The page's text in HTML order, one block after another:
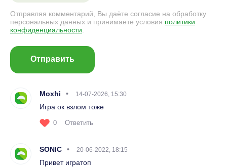
Отправляя комментарий, Вы даёте согласие на обработку
персональных данных и принимаете условия политики
конфиденциальности
Отправить
Moxhi 14-07-2026, 15:30
Игра ок взлом тоже
0 Ответить
SONIC 20-06-2022, 18:15
Привет игратоп